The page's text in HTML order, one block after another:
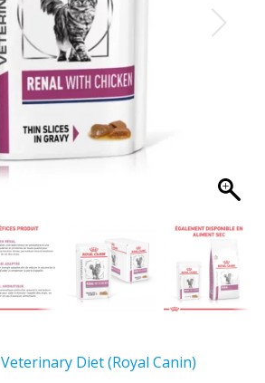
Veterinary Diet (Royal Canin)